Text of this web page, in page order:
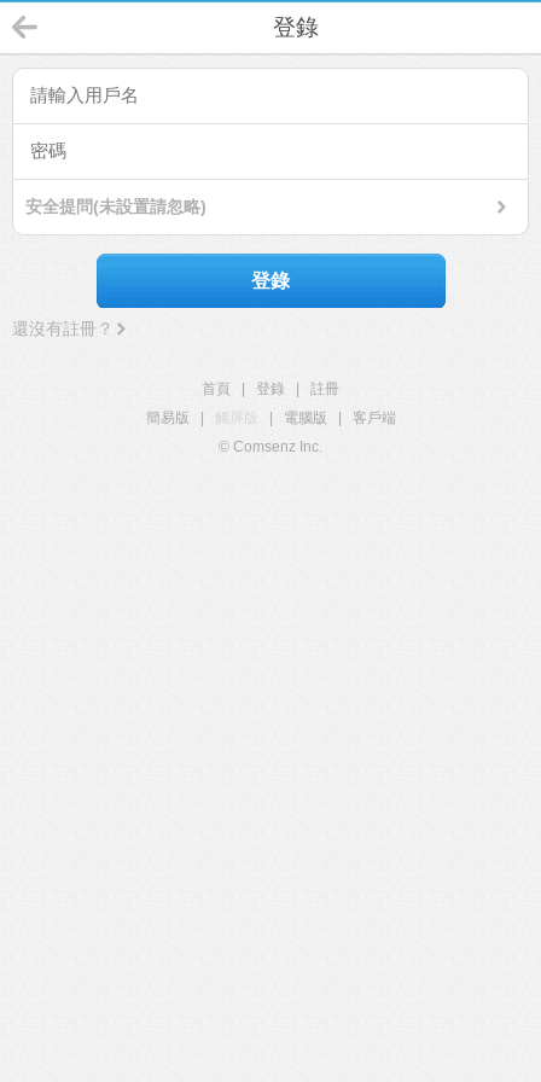
登錄
安全提問(未設置請忽略)
登錄
還沒有註冊？
首頁 登錄
註冊
簡易版
觸屏版 電腦版
客戶端
© Comsenz Inc.